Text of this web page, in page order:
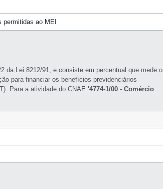
ao MEI
da Lei 8212/91, e consiste em percentual que mede o
para financiar os benefícios previdenciários
Para a atividade do CNAE'4774-1/00 - Comércio